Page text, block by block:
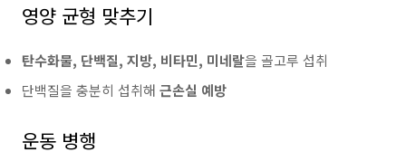
영양 균형 맞추기
탄수화물, 단백질, 지방, 비타민, 미네랄을 골고루 섭취
단백질을 충분히 섭취해 근손실 예방
운동 병행